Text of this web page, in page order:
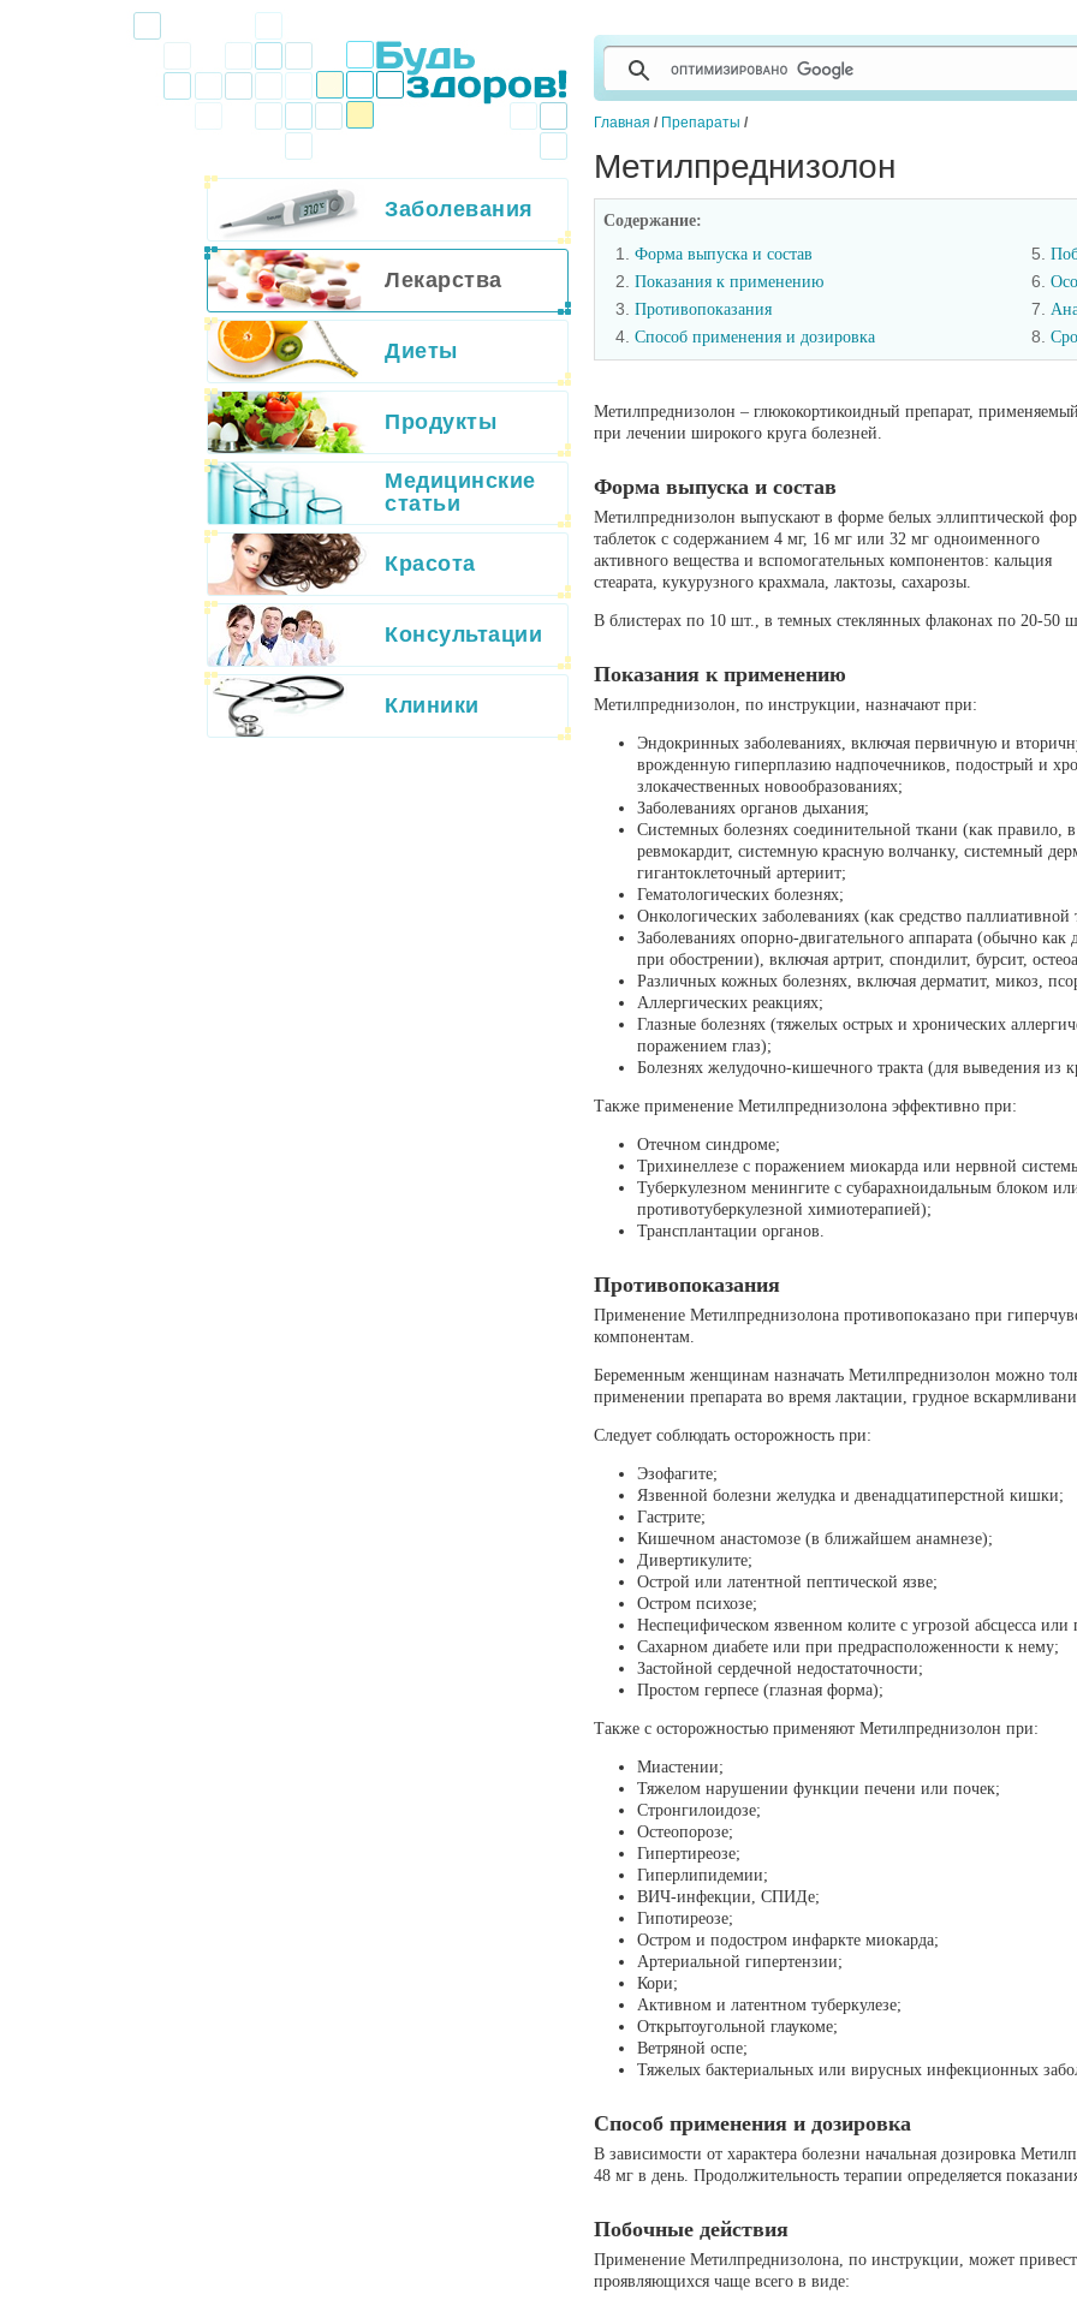
Главная / Препараты /
Метилпреднизолон
Содержание:
1. Форма выпуска и состав
2. Показания к применению
3. Противопоказания
4. Способ применения и дозировка
5.
6.
7.
8.
Метилпреднизолон – глюкокортикоидный препарат, применяемый
при лечении широкого круга болезней.
Форма выпуска и состав
Метилпреднизолон выпускают в форме белых эллиптической
таблеток с содержанием 4 мг, 16 мг или 32 мг одноименного
активного вещества и вспомогательных компонентов: кальция
стеарата, кукурузного крахмала, лактозы, сахарозы.
В блистерах по 10 шт., в темных стеклянных флаконах по 20-50
Показания к применению
Метилпреднизолон, по инструкции, назначают при:
Эндокринных заболеваниях, включая первичную и
врожденную гиперплазию надпочечников, подострый и
злокачественных новообразованиях;
Заболеваниях органов дыхания;
Системных болезнях соединительной ткани (как правило,
ревмокардит, системную красную волчанку, системный
гигантоклеточный артериит;
Гематологических болезнях;
Онкологических заболеваниях (как средство паллиативной
Заболеваниях опорно-двигательного аппарата (обычно
при обострении), включая артрит, спондилит, бурсит,
Различных кожных болезнях, включая дерматит, микоз,
Аллергических реакциях;
Глазные болезнях (тяжелых острых и хронических
поражением глаз);
Болезнях желудочно-кишечного тракта (для выведения из
Также применение Метилпреднизолона эффективно при:
Отечном синдроме;
Трихинеллезе с поражением миокарда или нервной
Туберкулезном менингите с субарахноидальным блоком
противотуберкулезной химиотерапией);
Трансплантации органов.
Противопоказания
Применение Метилпреднизолона противопоказано при
компонентам.
Беременным женщинам назначать Метилпреднизолон можно
применении препарата во время лактации, грудное
Следует соблюдать осторожность при:
Эзофагите;
Язвенной болезни желудка и двенадцатиперстной кишки;
Гастрите;
Кишечном анастомозе (в ближайшем анамнезе);
Дивертикулите;
Острой или латентной пептической язве;
Остром психозе;
Неспецифическом язвенном колите с угрозой абсцесса или
Сахарном диабете или при предрасположенности к нему;
Застойной сердечной недостаточности;
Простом герпесе (глазная форма);
Также с осторожностью применяют Метилпреднизолон при:
Миастении;
Тяжелом нарушении функции печени или почек;
Стронгилоидозе;
Остеопорозе;
Гипертиреозе;
Гиперлипидемии;
ВИЧ-инфекции, СПИДе;
Гипотиреозе;
Остром и подостром инфаркте миокарда;
Артериальной гипертензии;
Кори;
Активном и латентном туберкулезе;
Открытоугольной глаукоме;
Ветряной оспе;
Тяжелых бактериальных или вирусных инфекционных
Способ применения и дозировка
В зависимости от характера болезни начальная дозировка
48 мг в день. Продолжительность терапии определяется
Побочные действия
Применение Метилпреднизолона, по инструкции, может
проявляющихся чаще всего в виде:
Заболевания
Лекарства
Диеты
Продукты
Медицинские
статьи
Красота
Консультации
Клиники